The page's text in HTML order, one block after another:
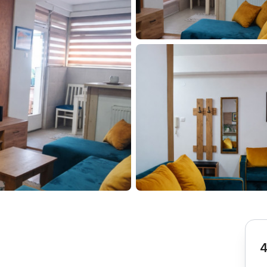
Subotica Nova Varoš Valjevo
Uvac Kruševac Pirot
Novi Pazar Zrenjanin
Gornji Milanovac Raška
Požarevac Senta
Sremska
Mitrovica
Ljubovija
Bela Crkva Negotin